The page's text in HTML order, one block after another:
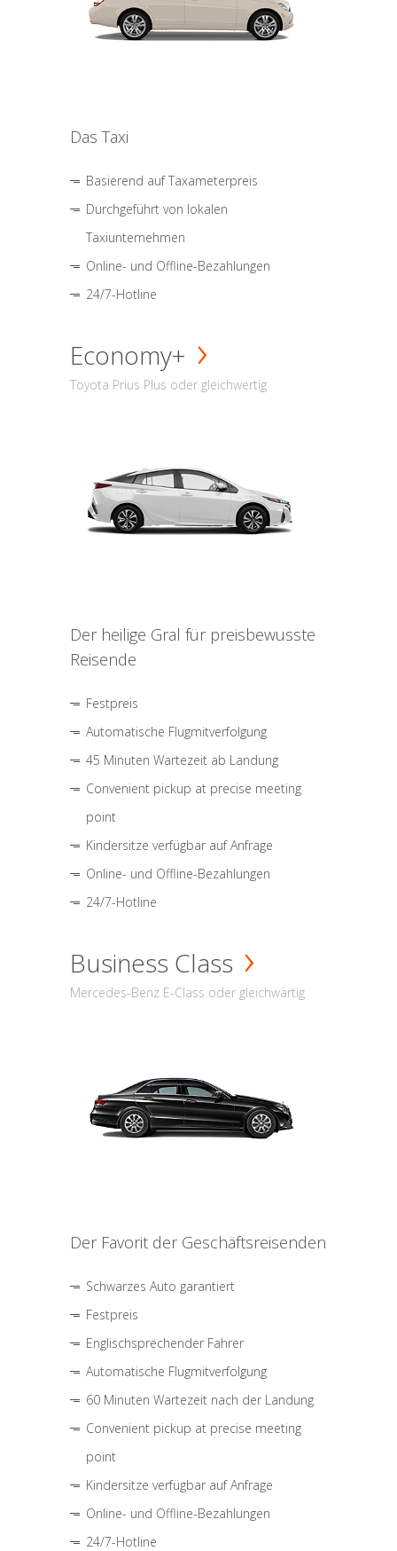
Das Taxi
Basierend auf Taxameterpreis
Durchgeführt von lokalen
Taxiunternehmen
Online- und Offline-Bezahlungen
24/7-Hotline
Economy+
Toyota Prius Plus oder gleichwertig
Der heilige Gral für preisbewusste
Reisende
Festpreis
Automatische Flugmitverfolgung
45 Minuten Wartezeit ab Landung
Convenient pickup at precise meeting
point
Kindersitze verfügbar auf Anfrage
Online- und Offline-Bezahlungen
24/7-Hotline
Business Class
Mercedes-Benz E-Class oder gleichwärtig
Der Favorit der Geschäftsreisenden
Schwarzes Auto garantiert
Festpreis
Englischsprechender Fahrer
Automatische Flugmitverfolgung
60 Minuten Wartezeit nach der Landung
Convenient pickup at precise meeting
point
Kindersitze verfügbar auf Anfrage
Online- und Offline-Bezahlungen
24/7-Hotline